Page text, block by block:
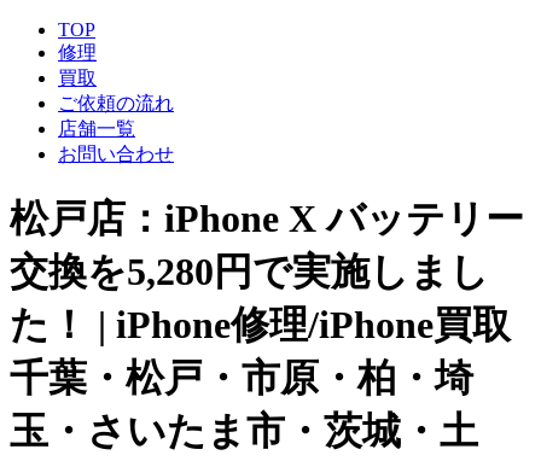
TOP
修理
買取
ご依頼の流れ
店舗一覧
お問い合わせ
松戸店：iPhone X バッテリー
交換を5,280円で実施しまし
た！ | iPhone修理/iPhone買取
千葉・松戸・市原・柏・埼
玉・さいたま市・茨城・土